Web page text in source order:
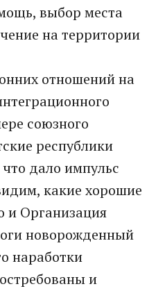
выбор места
на территории
отношений на
союзного
республики
дало импульс
какие хорошие
и Организация
новорожденный
наработки
и